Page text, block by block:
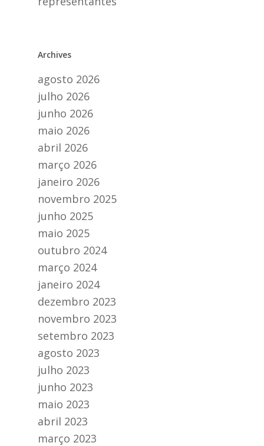
Archives
agosto 2026
julho 2026
junho 2026
maio 2026
abril 2026
março 2026
janeiro 2026
novembro 2025
junho 2025
maio 2025
outubro 2024
março 2024
janeiro 2024
dezembro 2023
novembro 2023
setembro 2023
agosto 2023
julho 2023
junho 2023
maio 2023
abril 2023
março 2023